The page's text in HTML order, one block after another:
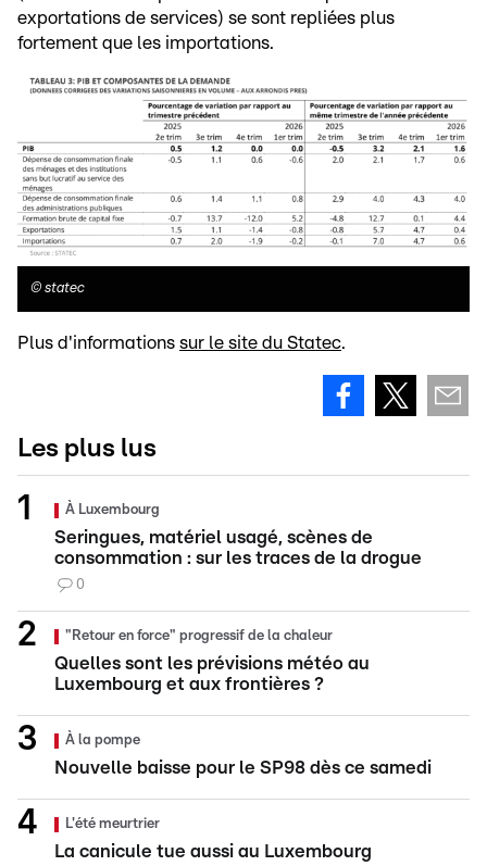
exportations de services) se sont repliées plus
fortement que les importations.
© statec
Plus d'informations sur le site du Statec.
Les plus lus
À Luxembourg
Seringues, matériel usagé, scènes de
consommation : sur les traces de la drogue
0
"Retour en force" progressif de la chaleur
Quelles sont les prévisions météo au
Luxembourg et aux frontières ?
À la pompe
Nouvelle baisse pour le SP98 dès ce samedi
L'été meurtrier
La canicule tue aussi au Luxembourg